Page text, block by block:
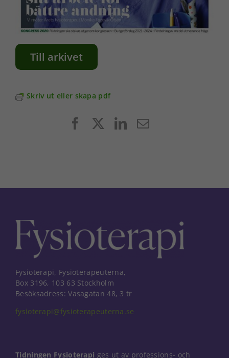
Till arkivet
Skriv ut eller skapa pdf
FacebookLinkedIn
E-
Fysioterapi, Fysioterapeuterna,
Box 3196, 103 63 Stockholm
Besöksadress: Vasagatan 48, 3 tr
fysioterapi@fysioterapeuterna.se
Tidningen Fysioterapi ges ut av professions- och
att hemsidan
Statistik
hemsidans
och